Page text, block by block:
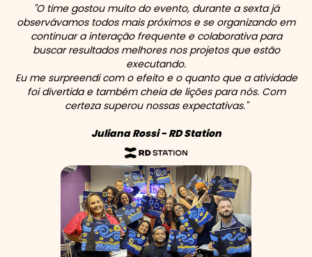
"O time gostou muito do evento, durante a sexta já
observávamos todos mais próximos e se organizando em
continuar a interação frequente e colaborativa para
buscar resultados melhores nos projetos que estão
executando.
Eu me surpreendi com o efeito e o quanto que a atividade
foi divertida e também cheia de lições para nós. Com
certeza superou nossas expectativas."
Juliana Rossi - RD Station